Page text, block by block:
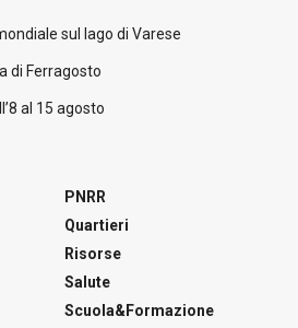
sul lago di Varese
di Ferragosto
al 15 agosto
PNRR
Quartieri
Risorse
Salute
Scuola&Formazione